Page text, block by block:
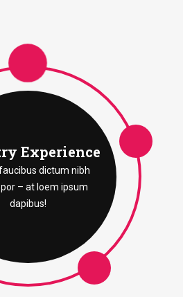
Experience
dictum nibh
– at loem ipsum
dapibus!